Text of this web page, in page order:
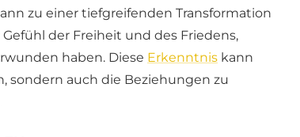
zu einer tiefgreifenden Transformation
der Freiheit und des Friedens,
haben. Diese Erkenntnis kann
sondern auch die Beziehungen zu